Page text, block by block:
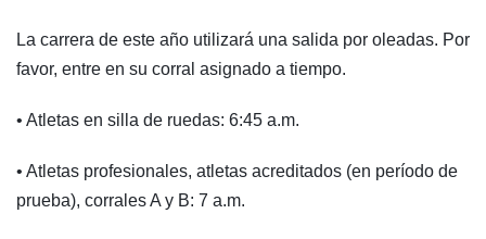
La carrera de este año utilizará una salida por oleadas. Por
favor, entre en su corral asignado a tiempo.
• Atletas en silla de ruedas: 6:45 a.m.
• Atletas profesionales, atletas acreditados (en período de
prueba), corrales A y B: 7 a.m.